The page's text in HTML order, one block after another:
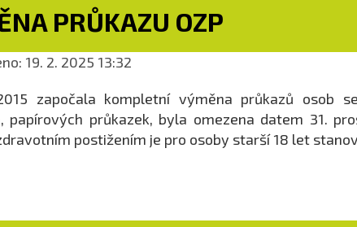
PRŮKAZU OZP
19. 2. 2025 13:32
započala kompletní výměna průkazů osob
papírových průkazek, byla omezena datem 31.
postižením je pro osoby starší 18 let